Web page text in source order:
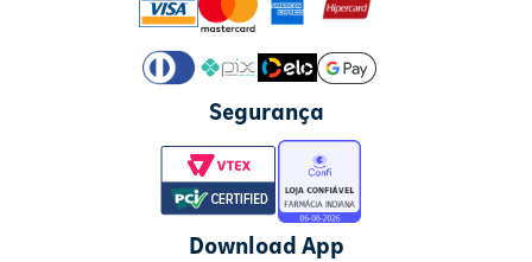
Segurança
Download App